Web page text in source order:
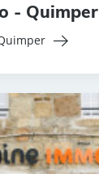
- Quimper